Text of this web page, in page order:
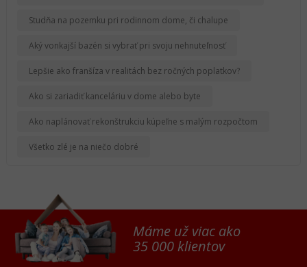
Studňa na pozemku pri rodinnom dome, či chalupe
Aký vonkajší bazén si vybrať pri svoju nehnuteľnosť
Lepšie ako franšíza v realitách bez ročných poplatkov?
Ako si zariadiť kanceláriu v dome alebo byte
Ako naplánovať rekonštrukciu kúpeľne s malým rozpočtom
Všetko zlé je na niečo dobré
Máme už viac ako
35 000 klientov